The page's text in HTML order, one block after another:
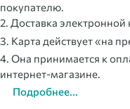
покупателю.
2. Доставка
3. Карта действует «на
4. Она принимается к
интернет-магазине.
Подробнее...